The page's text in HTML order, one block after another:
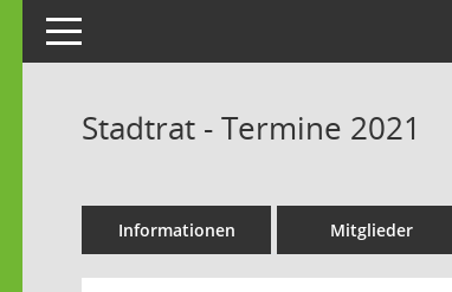
Toggle navigation
Stadtrat - Termine 2021
Informationen Mitglieder